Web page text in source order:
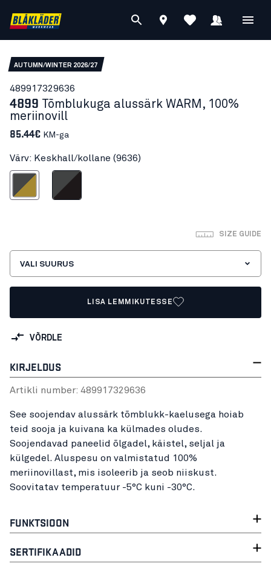
AUTUMN/WINTER 2026/27
489917329636
4899
Tõmblukuga alussärk WARM, 100%
meriinovill
85.44€ KM-ga
Värv: Keskhall/kollane (9636)
kollaneHall/Must
SIZE GUIDE
VALI SUURUS
LISA LEMMIKUTESSE
VÕRDLE
KIRJELDUS
Artikli number: 489917329636
See soojendav alussärk tõmblukk-kaelusega hoiab
teid sooja ja kuivana ka külmades oludes.
Soojendavad paneelid õlgadel, käistel, seljal ja
külgedel. Aluspesu on valmistatud 100%
meriinovillast, mis isoleerib ja seob niiskust.
Soovitatav temperatuur -5°C kuni -30°C.
FUNKTSIOON
SERTIFIKAADID